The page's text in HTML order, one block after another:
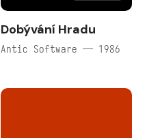
Dobývání Hradu
Antic Software — 1986